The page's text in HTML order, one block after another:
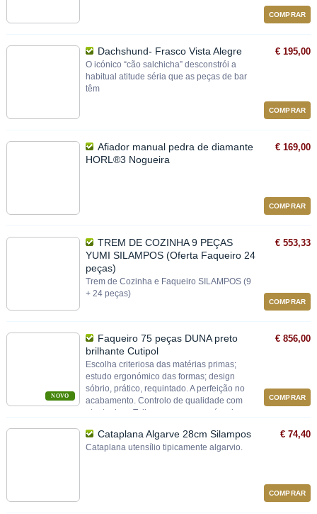
COMPRAR
Dachshund- Frasco Vista Alegre
O icónico “cão salchicha” desconstrói a
habitual atitude séria que as peças de bar
têm
€ 195,00
COMPRAR
Afiador manual pedra de diamante
HORL®3 Nogueira
€ 169,00
COMPRAR
TREM DE COZINHA 9 PEÇAS
YUMI SILAMPOS (Oferta Faqueiro 24
peças)
Trem de Cozinha e Faqueiro SILAMPOS (9
+ 24 peças)
€ 553,33
COMPRAR
NOVO
Faqueiro 75 peças DUNA preto
brilhante Cutipol
Escolha criteriosa das matérias primas;
estudo ergonómico das formas; design
sóbrio, prático, requintado. A perfeição no
acabamento. Controlo de qualidade com
atento rigor. Talheres em cromo-níquel
€ 856,00
COMPRAR
Cataplana Algarve 28cm Silampos
Cataplana utensílio tipicamente algarvio.
€ 74,40
COMPRAR